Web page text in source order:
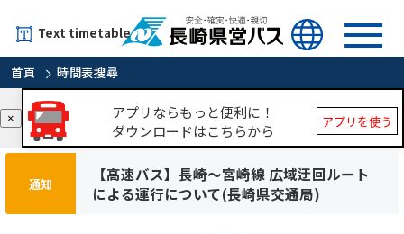
Text timetable
首頁 時間表搜尋
×
アプリならもっと便利に！
ダウンロードはこちらから
アプリを使う
通知
【高速バス】長崎～宮崎線 広域迂回ルート
による運行について(長崎県交通局)